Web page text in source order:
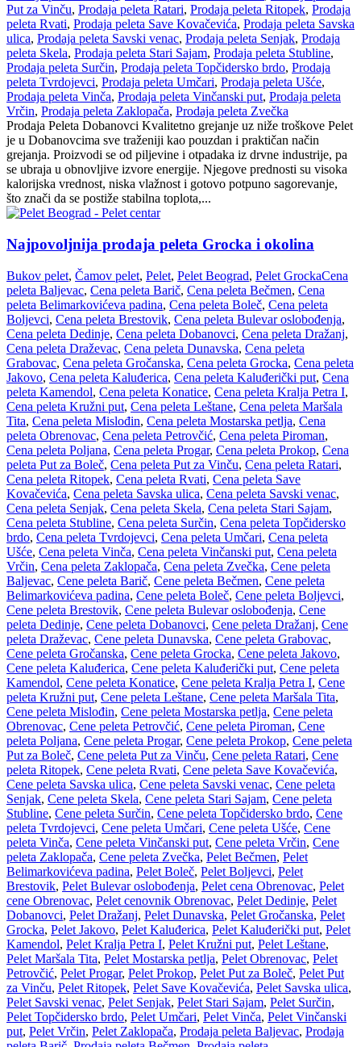
Put za Vinču, Prodaja peleta Ratari, Prodaja peleta Ritopek, Prodaja
peleta Rvati, Prodaja peleta Save Kovačevića, Prodaja peleta Savska
ulica, Prodaja peleta Savski venac, Prodaja peleta Senjak, Prodaja
peleta Skela, Prodaja peleta Stari Sajam, Prodaja peleta Stubline,
Prodaja peleta Surčin, Prodaja peleta Topčidersko brdo, Prodaja
peleta Tvrdojevci, Prodaja peleta Umčari, Prodaja peleta Ušće,
Prodaja peleta Vinča, Prodaja peleta Vinčanski put, Prodaja peleta
Vrčin, Prodaja peleta Zaklopača, Prodaja peleta Zvečka
Prodaja Peleta Dobanovci Kvalitetno grejanje uz niže troškove Pelet
je u Dobanovcima sve traženiji kao pouzdan i praktičan način
grejanja. Proizvodi se od piljevine i otpadaka iz drvne industrije, pa
se ubraja u obnovljive izvore energije. Njegove prednosti su visoka
kalorijska vrednost, niska vlažnost i gotovo potpuno sagorevanje,
što znači da se postiže stabilna toplota,...
Najpovoljnija prodaja peleta Grocka i okolina
Bukov pelet, Čamov pelet, Pelet, Pelet Beograd, Pelet GrockaCena
peleta Baljevac, Cena peleta Barič, Cena peleta Bečmen, Cena
peleta Belimarkovićeva padina, Cena peleta Boleč, Cena peleta
Boljevci, Cena peleta Brestovik, Cena peleta Bulevar oslobođenja,
Cena peleta Dedinje, Cena peleta Dobanovci, Cena peleta Dražanj,
Cena peleta Draževac, Cena peleta Dunavska, Cena peleta
Grabovac, Cena peleta Gročanska, Cena peleta Grocka, Cena peleta
Jakovo, Cena peleta Kaluđerica, Cena peleta Kaluđerički put, Cena
peleta Kamendol, Cena peleta Konatice, Cena peleta Kralja Petra I,
Cena peleta Kružni put, Cena peleta Leštane, Cena peleta Maršala
Tita, Cena peleta Mislođin, Cena peleta Mostarska petlja, Cena
peleta Obrenovac, Cena peleta Petrovčić, Cena peleta Piroman,
Cena peleta Poljana, Cena peleta Progar, Cena peleta Prokop, Cena
peleta Put za Boleč, Cena peleta Put za Vinču, Cena peleta Ratari,
Cena peleta Ritopek, Cena peleta Rvati, Cena peleta Save
Kovačevića, Cena peleta Savska ulica, Cena peleta Savski venac,
Cena peleta Senjak, Cena peleta Skela, Cena peleta Stari Sajam,
Cena peleta Stubline, Cena peleta Surčin, Cena peleta Topčidersko
brdo, Cena peleta Tvrdojevci, Cena peleta Umčari, Cena peleta
Ušće, Cena peleta Vinča, Cena peleta Vinčanski put, Cena peleta
Vrčin, Cena peleta Zaklopača, Cena peleta Zvečka, Cene peleta
Baljevac, Cene peleta Barič, Cene peleta Bečmen, Cene peleta
Belimarkovićeva padina, Cene peleta Boleč, Cene peleta Boljevci,
Cene peleta Brestovik, Cene peleta Bulevar oslobođenja, Cene
peleta Dedinje, Cene peleta Dobanovci, Cene peleta Dražanj, Cene
peleta Draževac, Cene peleta Dunavska, Cene peleta Grabovac,
Cene peleta Gročanska, Cene peleta Grocka, Cene peleta Jakovo,
Cene peleta Kaluđerica, Cene peleta Kaluđerički put, Cene peleta
Kamendol, Cene peleta Konatice, Cene peleta Kralja Petra I, Cene
peleta Kružni put, Cene peleta Leštane, Cene peleta Maršala Tita,
Cene peleta Mislođin, Cene peleta Mostarska petlja, Cene peleta
Obrenovac, Cene peleta Petrovčić, Cene peleta Piroman, Cene
peleta Poljana, Cene peleta Progar, Cene peleta Prokop, Cene peleta
Put za Boleč, Cene peleta Put za Vinču, Cene peleta Ratari, Cene
peleta Ritopek, Cene peleta Rvati, Cene peleta Save Kovačevića,
Cene peleta Savska ulica, Cene peleta Savski venac, Cene peleta
Senjak, Cene peleta Skela, Cene peleta Stari Sajam, Cene peleta
Stubline, Cene peleta Surčin, Cene peleta Topčidersko brdo, Cene
peleta Tvrdojevci, Cene peleta Umčari, Cene peleta Ušće, Cene
peleta Vinča, Cene peleta Vinčanski put, Cene peleta Vrčin, Cene
peleta Zaklopača, Cene peleta Zvečka, Pelet Bečmen, Pelet
Belimarkovićeva padina, Pelet Boleč, Pelet Boljevci, Pelet
Brestovik, Pelet Bulevar oslobođenja, Pelet cena Obrenovac, Pelet
cene Obrenovac, Pelet cenovnik Obrenovac, Pelet Dedinje, Pelet
Dobanovci, Pelet Dražanj, Pelet Dunavska, Pelet Gročanska, Pelet
Grocka, Pelet Jakovo, Pelet Kaluđerica, Pelet Kaluđerički put, Pelet
Kamendol, Pelet Kralja Petra I, Pelet Kružni put, Pelet Leštane,
Pelet Maršala Tita, Pelet Mostarska petlja, Pelet Obrenovac, Pelet
Petrovčić, Pelet Progar, Pelet Prokop, Pelet Put za Boleč, Pelet Put
za Vinču, Pelet Ritopek, Pelet Save Kovačevića, Pelet Savska ulica,
Pelet Savski venac, Pelet Senjak, Pelet Stari Sajam, Pelet Surčin,
Pelet Topčidersko brdo, Pelet Umčari, Pelet Vinča, Pelet Vinčanski
put, Pelet Vrčin, Pelet Zaklopača, Prodaja peleta Baljevac, Prodaja